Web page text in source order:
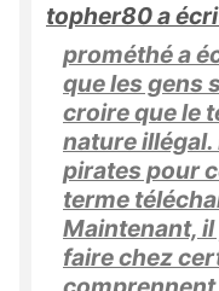
topher80 a
prométhé a
que les gens
croire que le
nature
pirates pour
terme
Maintenant,
faire chez